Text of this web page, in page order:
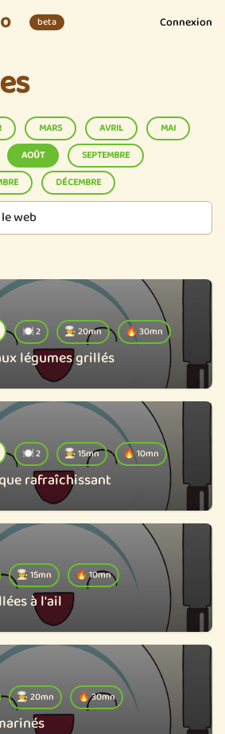
beta Connexion
MARS AVRIL
MAI
AOÛT
SEPTEMBRE
DÉCEMBRE
🍽️ 2 🧑‍🍳 20mn 🔥 30mn
légumes grillés
🍽️ 2 🧑‍🍳 15mn 🔥 10mn
rafraîchissant
🧑‍🍳 15mn 🔥 10mn
à l'ail
🧑‍🍳 20mn 🔥 30mn